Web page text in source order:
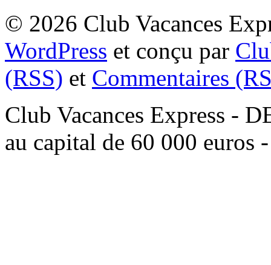
© 2026 Club Vacances
WordPress et conçu par
(RSS) et Commentaires
Club Vacances Express -
au capital de 60 000 euros